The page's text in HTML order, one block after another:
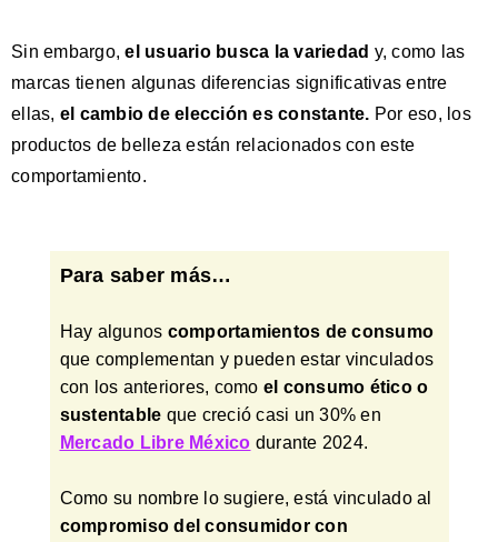
Sin embargo,el usuario busca la variedad y, como las
marcas tienen algunas diferencias significativas entre
ellas, el cambio de elección es constante. Por eso, los
productos de belleza están relacionados con este
comportamiento.
Para saber más…
Hay algunos comportamientos de consumo
que complementan y pueden estar vinculados
con los anteriores, como el consumo ético o
sustentable que creció casi un 30% en
Mercado Libre México durante 2024.
Como su nombre lo sugiere, está vinculado al
compromiso del consumidor con